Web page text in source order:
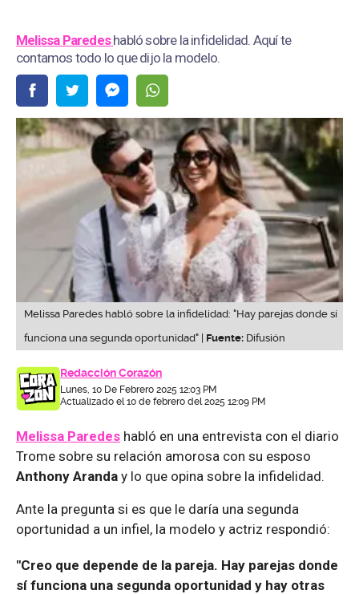
Melissa Paredeshabló sobre la infidelidad. Aquí te
contamos todo lo que dijo la modelo.
Melissa Paredes habló sobre la infidelidad: "Hay parejas donde sí
funciona una segunda oportunidad" | Fuente: Difusión
Redacción Corazón
Lunes, 10 De Febrero 2025 12:03 PM
Actualizado el 10 de febrero del 2025 12:09 PM
Melissa Paredes habló en una entrevista con el diario
Trome sobre su relación amorosa con su esposo
Anthony Aranda y lo que opina sobre la infidelidad.
Ante la pregunta si es que le daría una segunda
oportunidad a un infiel, la modelo y actriz respondió:
"Creo que depende de la pareja. Hay parejas donde
sí funciona una segunda oportunidad y hay otras